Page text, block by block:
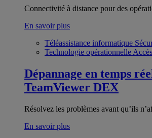
Connectivité à distance pour des
En savoir plus
Téléassistance informatique
Technologie opérationnelle
Dépannage en temps
TeamViewer DEX
Résolvez les problèmes avant qu’ils
En savoir plus